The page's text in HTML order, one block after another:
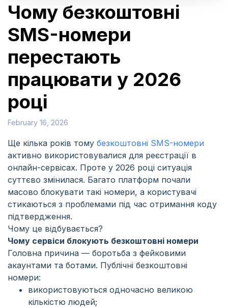
Чому безкоштовні
SMS-номери
перестають
працювати у 2026
році
February 16, 2026
Ще кілька років тому безкоштовні SMS-номери
активно використовувалися для реєстрації в
онлайн-сервісах. Проте у 2026 році ситуація
суттєво змінилася. Багато платформ почали
масово блокувати такі номери, а користувачі
стикаються з проблемами під час отримання коду
підтвердження.
Чому це відбувається?
Чому сервіси блокують безкоштовні номери
Головна причина — боротьба з фейковими
акаунтами та ботами. Публічні безкоштовні
номери:
використовуються одночасно великою
кількістю людей;